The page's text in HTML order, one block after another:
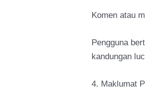
Komen atau
Pengguna
kandungan
4. Maklumat